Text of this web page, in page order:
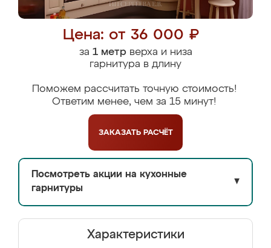
Цена: от 36 000 ₽
за 1 метрверха и низа
гарнитура в длину
Поможем рассчитать точную стоимость!
Ответим менее, чем за 15 минут!
ЗАКАЗАТЬ РАСЧЁТ
Посмотреть акции на кухонные
гарнитуры
▼
Характеристики